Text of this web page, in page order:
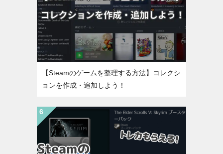
【Steamのゲームを整理する方法】コレクシ
ョンを作成・追加しよう！